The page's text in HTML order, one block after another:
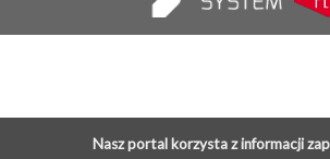
Nasz portal korzysta z informacji